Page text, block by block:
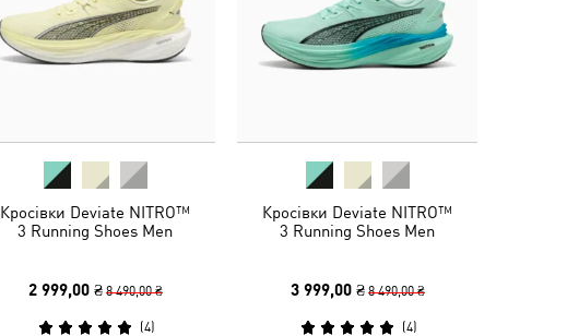
Кросівки Deviate NITRO™
3 Running Shoes Men
2 999,00 ₴ 8 490,00 ₴
(4)
Кросівки Deviate NITRO™
3 Running Shoes Men
3 999,00 ₴ 8 490,00 ₴
(4)